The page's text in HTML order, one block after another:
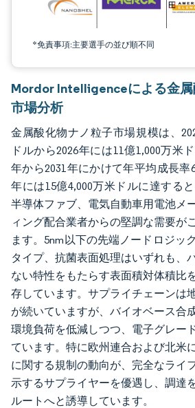
*免責事項:主要選手の並び順不同
Mordor Intelligenceによる金
市場分析
金属酸化物ナノ粒子市場規模は、
ドルから2026年には11億1,000万米
年から2031年にかけて年平均成長率
年には15億4,000万米ドルに達する
半導体ファブ、電気自動車用電池メ
ィング配合業者からの堅調な需要が
ます。5nm以下の先端ノードロジッ
タイプ、抗菌表面処理はいずれも、
ない特性をもたらす表面積対体積比
存しています。サプライチェーンは
が続いていますが、バイオベース合
環境負荷を低減しつつ、電子グレー
ています。特に欧州連合および北米
に関する規制の動向が、完全なライ
示するサプライヤーを優遇し、調達
ルートへと誘導しています。